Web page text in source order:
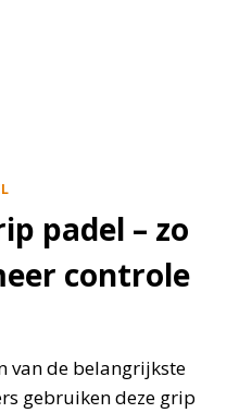
padel – zo
controle
van de belangrijkste
gebruiken deze grip